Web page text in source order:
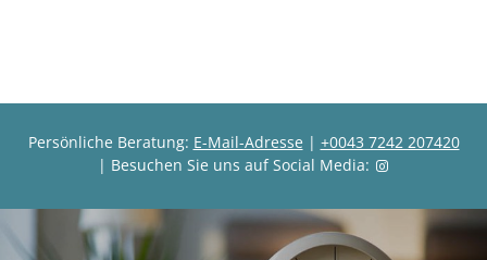
Persönliche Beratung: E-Mail-Adresse | +0043 7242 207420
| Besuchen Sie uns auf Social Media: